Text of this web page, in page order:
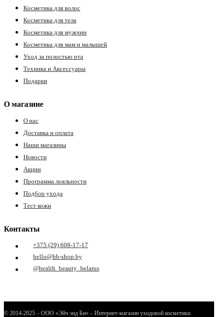
Косметика для волос
Косметика для тела
Косметика для мужчин
Косметика для мам и малышей
Уход за полостью рта
Техника и Аксессуары
Подарки
О магазине
О нас
Доставка и оплата
Наши магазины
Новости
Акции
Программа лояльности
Подбор ухода
Тест кожи
Контакты
+375 (29) 608-17-17
hello@hb-shop.by
@health_beauty_belarus
© 2014-2025 – ООО «Эйч энд Би» – Интернет-магазин уходовой косметики